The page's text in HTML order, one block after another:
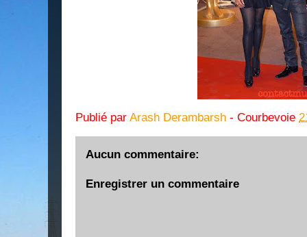
Publié par Arash Derambarsh - Courbevoie
Aucun commentaire:
Enregistrer un commentaire